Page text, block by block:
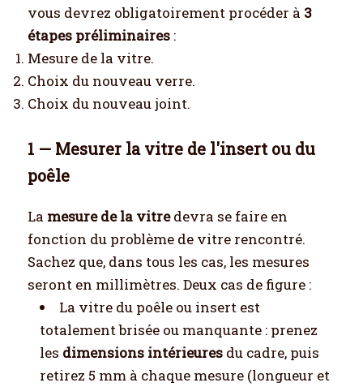
vous devrez obligatoirement procéder à 3
étapes préliminaires :
Mesure de la vitre.
Choix du nouveau verre.
Choix du nouveau joint.
1 — Mesurer la vitre de l'insert ou du
poêle
La mesure de la vitredevra se faire en
fonction du problème de vitre rencontré.
Sachez que, dans tous les cas, les mesures
seront en millimètres. Deux cas de figure :
La vitre du poêle ou insert est
totalement brisée ou manquante : prenez
les dimensions intérieures du cadre, puis
retirez 5 mm à chaque mesure (longueur et